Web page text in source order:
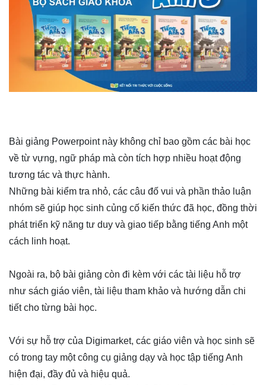
Bài giảng Powerpoint này không chỉ bao gồm các bài học
về từ vựng, ngữ pháp mà còn tích hợp nhiều hoạt động
tương tác và thực hành.
Những bài kiểm tra nhỏ, các câu đố vui và phần thảo luận
nhóm sẽ giúp học sinh củng cố kiến thức đã học, đồng thời
phát triển kỹ năng tư duy và giao tiếp bằng tiếng Anh một
cách linh hoạt.
Ngoài ra, bộ bài giảng còn đi kèm với các tài liệu hỗ trợ
như sách giáo viên, tài liệu tham khảo và hướng dẫn chi
tiết cho từng bài học.
Với sự hỗ trợ của Digimarket, các giáo viên và học sinh sẽ
có trong tay một công cụ giảng dạy và học tập tiếng Anh
hiện đại, đầy đủ và hiệu quả.